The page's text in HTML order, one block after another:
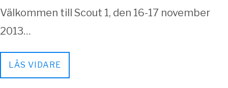
Välkommen till Scout 1, den 16-17 november
2013…
LÄS VIDARE